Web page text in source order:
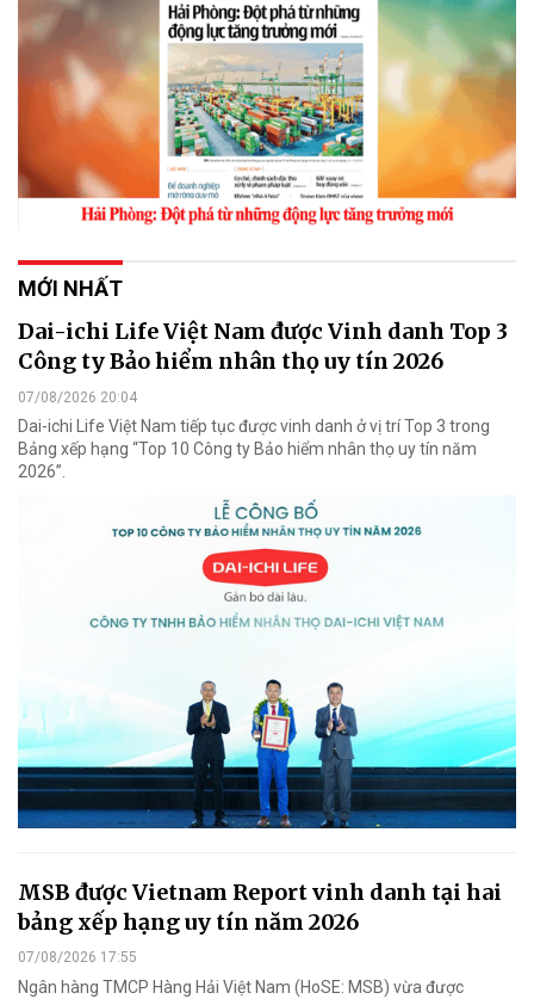
MỚI NHẤT
Dai-ichi Life Việt Nam được Vinh danh Top 3
Công ty Bảo hiểm nhân thọ uy tín 2026
07/08/2026 20:04
Dai-ichi Life Việt Nam tiếp tục được vinh danh ở vị trí Top 3 trong
Bảng xếp hạng “Top 10 Công ty Bảo hiểm nhân thọ uy tín năm
2026”.
MSB được Vietnam Report vinh danh tại hai
bảng xếp hạng uy tín năm 2026
07/08/2026 17:55
Ngân hàng TMCP Hàng Hải Việt Nam (HoSE: MSB) vừa được